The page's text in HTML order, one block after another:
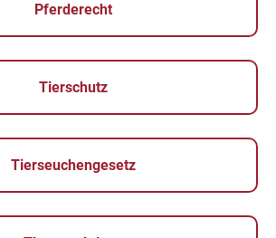
Pferderecht
Tierschutz
Tierseuchengesetz